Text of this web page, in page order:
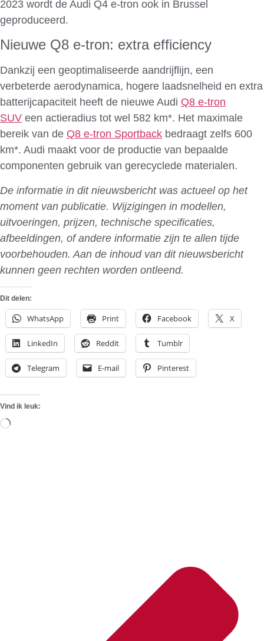
2023 wordt de Audi Q4 e-tron ook in Brussel
geproduceerd.
Nieuwe Q8 e-tron: extra efficiency
Dankzij een geoptimaliseerde aandrijflijn, een
verbeterde aerodynamica, hogere laadsnelheid en extra
batterijcapaciteit heeft de nieuwe Audi Q8 e-tron
SUV een actieradius tot wel 582 km*. Het maximale
bereik van de Q8 e-tron Sportback bedraagt zelfs 600
km*. Audi maakt voor de productie van bepaalde
componenten gebruik van gerecyclede materialen.
De informatie in dit nieuwsbericht was actueel op het
moment van publicatie. Wijzigingen in modellen,
uitvoeringen, prijzen, technische specificaties,
afbeeldingen, of andere informatie zijn te allen tijde
voorbehouden. Aan de inhoud van dit nieuwsbericht
kunnen geen rechten worden ontleend.
Dit delen:
WhatsApp Print Facebook X
LinkedIn Reddit Tumblr
Telegram E-mail Pinterest
Vind ik leuk:
Aan